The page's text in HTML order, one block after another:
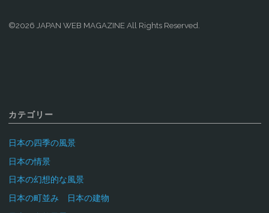
©2026 JAPAN WEB MAGAZINE All Rights Reserved.
カテゴリー
日本の四季の風景
日本の情景
日本の幻想的な風景
日本の町並み 日本の建物